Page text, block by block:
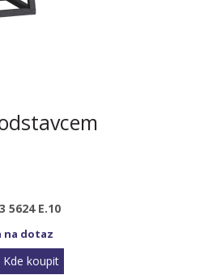
5624 E.10
na dotaz
Kde koupit